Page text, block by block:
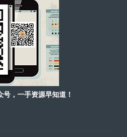
，一手资源早知道！